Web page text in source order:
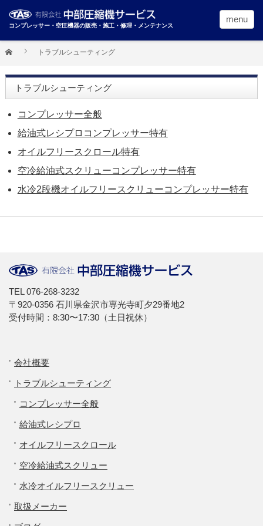
コンプレッサー・空圧機器の販売・施工・修理・メンテナンス
menu
トラブルシューティング
トラブルシューティング
コンプレッサー全般
給油式レシプロコンプレッサー特有
オイルフリースクロール特有
空冷給油式スクリューコンプレッサー特有
水冷2段機オイルフリースクリューコンプレッサー特有
TEL 076-268-3232
〒920-0356 石川県金沢市専光寺町夕29番地2
受付時間：8:30〜17:30（土日祝休）
会社概要
トラブルシューティング
コンプレッサー全般
給油式レシプロ
オイルフリースクロール
空冷給油式スクリュー
水冷オイルフリースクリュー
取扱メーカー